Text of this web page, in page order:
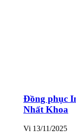
Đồng phục
Nhất Khoa
Vi 13/11/2025